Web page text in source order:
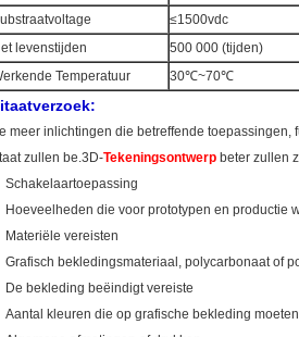
≤1500vdc
levenstijden
500 000 (tijden)
Temperatuur
30℃~70℃
meer inlichtingen die betreffende
zullen be.3D-Tekeningsontwerp beter zullen
Schakelaartoepassing
Hoeveelheden die voor prototypen en productie
Materiële vereisten
Grafisch bekledingsmateriaal, polycarbonaat of
De bekleding beëindigt vereiste
Aantal kleuren die op grafische bekleding